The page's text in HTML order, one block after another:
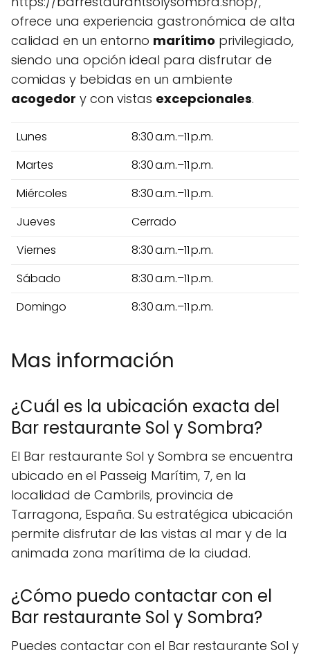
ofrece una experiencia gastronómica de alta
calidad en un entorno marítimo privilegiado,
siendo una opción ideal para disfrutar de
comidas y bebidas en un ambiente
acogedor y con vistas excepcionales.
Lunes
8:30 a.m.–11 p.m.
Martes
8:30 a.m.–11 p.m.
Miércoles
8:30 a.m.–11 p.m.
Jueves
Cerrado
Viernes
8:30 a.m.–11 p.m.
Sábado
8:30 a.m.–11 p.m.
Domingo
8:30 a.m.–11 p.m.
Mas información
¿Cuál es la ubicación exacta del
Bar restaurante Sol y Sombra?
El Bar restaurante Sol y Sombra se encuentra
ubicado en el Passeig Marítim, 7, en la
localidad de Cambrils, provincia de
Tarragona, España. Su estratégica ubicación
permite disfrutar de las vistas al mar y de la
animada zona marítima de la ciudad.
¿Cómo puedo contactar con el
Bar restaurante Sol y Sombra?
Puedes contactar con el Bar restaurante Sol y